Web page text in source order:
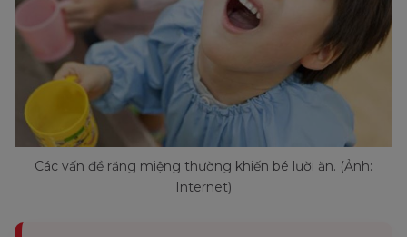
Các vấn đề răng miệng thường khiến bé lười ăn. (Ảnh:
Internet)